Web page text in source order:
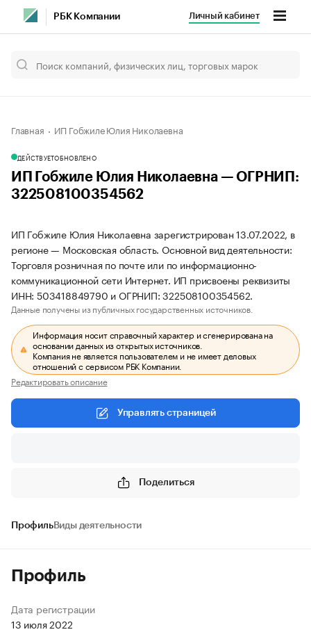
РБК Компании Личный кабинет
Главная ИП Гобжиле Юлия Николаевна
ДЕЙСТВУЕТОБНОВЛЕНО
ИП Гобжиле Юлия Николаевна — ОГРНИП:
322508100354562
ИП Гобжиле Юлия Николаевна зарегистрирован 13.07.2022, в
регионе — Московская область. Основной вид деятельности:
Торговля розничная по почте или по информационно-
коммуникационной сети Интернет. ИП присвоены реквизиты
ИНН: 503418849790 и ОГРНИП: 322508100354562.
Данные получены из публичных государственных источников.
Информация носит справочный характер и сгенерирована на
основании данных из открытых источников.
Компания не является пользователем и не имеет деловых
отношений с сервисом РБК Компании.
Редактировать описание
Управлять страницей
Поделиться
ПрофильВиды деятельности
Профиль
Дата регистрации
13 июля 2022